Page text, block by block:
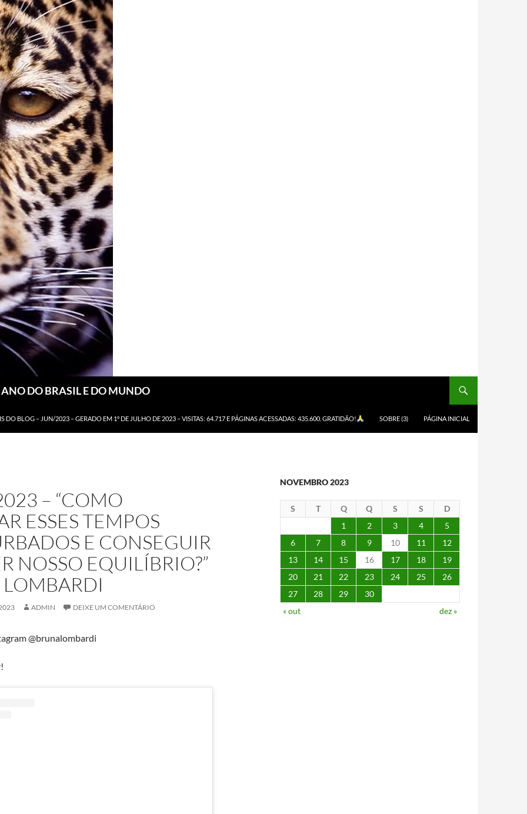
DO BRASIL E DO MUNDO
DO BLOG – JUN/2023 – GERADO EM 1º DE JULHO DE 2023 – VISITAS: 64.717 E PÁGINAS ACESSADAS: 435.600. GRATIDÃO! SOBRE (3) PÁGINA INICIAL
– “COMO
ESSES TEMPOS
E CONSEGUIR
NOSSO EQUILÍBRIO?”
ADMIN DEIXE UM COMENTÁRIO
@brunalombardi
NOVEMBRO 2023
S T Q Q S S
D
1
2 3 4
5
6
7 8 9 10 11
12
13
14 15 16 17 18
19
20
21 22 23 24 25
26
27
28 29
30
« out
dez »